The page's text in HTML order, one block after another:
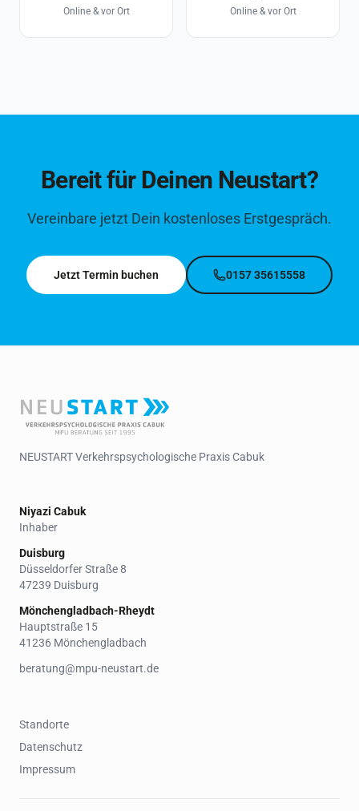
Online & vor Ort Online & vor Ort
Bereit für Deinen Neustart?
Vereinbare jetzt Dein kostenloses Erstgespräch.
Jetzt Termin buchen 0157 35615558
NEUSTART Verkehrspsychologische Praxis Cabuk
Niyazi Cabuk
Inhaber
Duisburg
Düsseldorfer Straße 8
47239 Duisburg
Mönchengladbach-Rheydt
Hauptstraße 15
41236 Mönchengladbach
beratung@mpu-neustart.de
Standorte
Datenschutz
Impressum